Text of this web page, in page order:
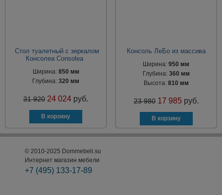
Стол туалетный с зеркалом
Консолеа Consolea
Ширина: 850 мм
Глубина:320 мм
31 920 24 024 руб.
Консоль ЛеБо из массива
Ширина:950 мм
Глубина: 360 мм
Высота: 810 мм
23 980 17 985 руб.
© 2010-2025 Dommebeli.su
Интернет магазин мебели
+7 (495) 133-17-89